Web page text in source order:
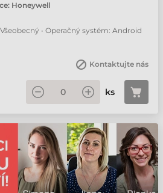
Honeywell
• Operačný systém: Android
Kontaktujte nás
ks